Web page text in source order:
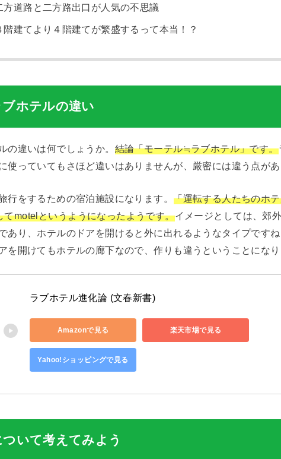
方道路と二方路出口が人気の不思議
階建てより４階建てが繁盛するって本当！？
ホテルの違い
の違いは何でしょうか。 結論「モーテル≒ラブホテル」です。
使っていてもさほど違いはありませんが、厳密には違う点があ
行をするための宿泊施設になります。 「運転する人たちのホ
motelというようになったようです。イメージとしては、郊
あり、ホテルのドアを開けると外に出れるようなタイプです
を開けてもホテルの廊下なので、作りも違うということになり
ラブホテル進化論 (文春新書)
Amazonで見る 楽天市場で見る
Yahoo!ショッピングで見る
いて考えてみよう